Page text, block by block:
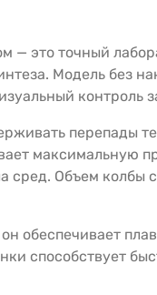
это точный
Модель без
контроль
перепады
максимальную
Объем колбы
обеспечивает
способствует